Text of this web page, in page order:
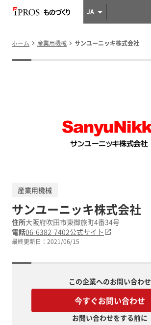
JA
ホーム 産業用機械 サンユーニッキ株式会社
産業用機械
サンユーニッキ株式会社
住所大阪府吹田市東御旅町4番34号
電話06-6382-7402公式サイト
最終更新日： 2021/06/15
この企業へのお問い合わせ
今すぐお問い合わせ
お問い合わせをする前に